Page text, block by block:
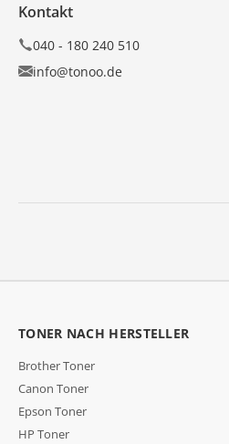
Kontakt
040 - 180 240 510
info@tonoo.de
TONER NACH HERSTELLER
Brother Toner
Canon Toner
Epson Toner
HP Toner